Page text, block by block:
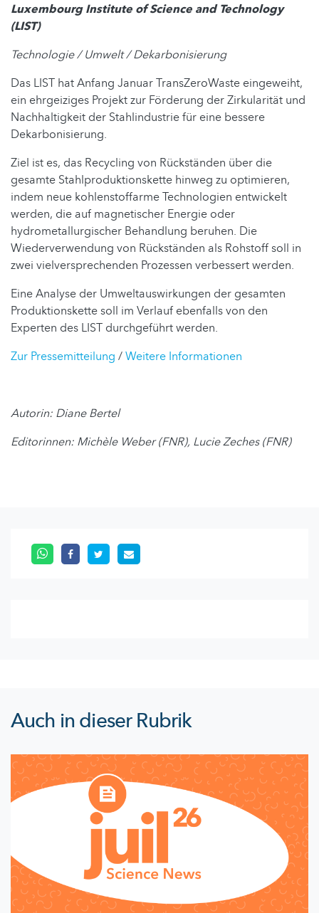
Luxembourg Institute of Science and Technology
(LIST)
Technologie / Umwelt / Dekarbonisierung
Das LIST hat Anfang Januar TransZeroWaste eingeweiht,
ein ehrgeiziges Projekt zur Förderung der Zirkularität und
Nachhaltigkeit der Stahlindustrie für eine bessere
Dekarbonisierung.
Ziel ist es, das Recycling von Rückständen über die
gesamte Stahlproduktionskette hinweg zu optimieren,
indem neue kohlenstoffarme Technologien entwickelt
werden, die auf magnetischer Energie oder
hydrometallurgischer Behandlung beruhen. Die
Wiederverwendung von Rückständen als Rohstoff soll in
zwei vielversprechenden Prozessen verbessert werden.
Eine Analyse der Umweltauswirkungen der gesamten
Produktionskette soll im Verlauf ebenfalls von den
Experten des LIST durchgeführt werden.
Zur Pressemitteilung /Weitere Informationen
Autorin: Diane Bertel
Editorinnen: Michèle Weber (FNR), Lucie Zeches (FNR)
Auch in dieser Rubrik